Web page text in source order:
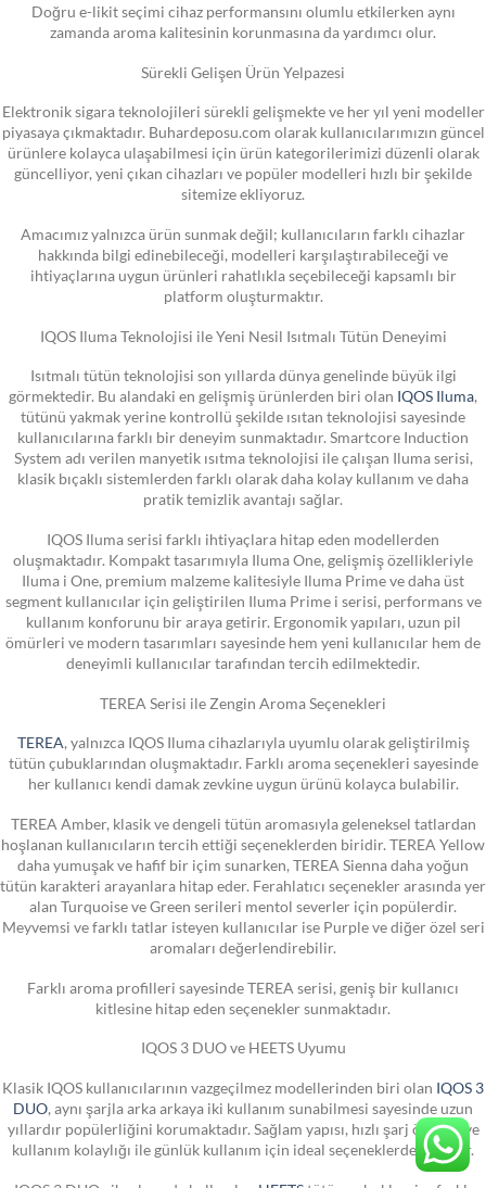
Doğru e-likit seçimi cihaz performansını olumlu etkilerken aynı
zamanda aroma kalitesinin korunmasına da yardımcı olur.
Sürekli Gelişen Ürün Yelpazesi
Elektronik sigara teknolojileri sürekli gelişmekte ve her yıl yeni modeller
piyasaya çıkmaktadır. Buhardeposu.com olarak kullanıcılarımızın güncel
ürünlere kolayca ulaşabilmesi için ürün kategorilerimizi düzenli olarak
güncelliyor, yeni çıkan cihazları ve popüler modelleri hızlı bir şekilde
sitemize ekliyoruz.
Amacımız yalnızca ürün sunmak değil; kullanıcıların farklı cihazlar
hakkında bilgi edinebileceği, modelleri karşılaştırabileceği ve
ihtiyaçlarına uygun ürünleri rahatlıkla seçebileceği kapsamlı bir
platform oluşturmaktır.
IQOS Iluma Teknolojisi ile Yeni Nesil Isıtmalı Tütün Deneyimi
Isıtmalı tütün teknolojisi son yıllarda dünya genelinde büyük ilgi
görmektedir. Bu alandaki en gelişmiş ürünlerden biri olan IQOS Iluma,
tütünü yakmak yerine kontrollü şekilde ısıtan teknolojisi sayesinde
kullanıcılarına farklı bir deneyim sunmaktadır. Smartcore Induction
System adı verilen manyetik ısıtma teknolojisi ile çalışan Iluma serisi,
klasik bıçaklı sistemlerden farklı olarak daha kolay kullanım ve daha
pratik temizlik avantajı sağlar.
IQOS Iluma serisi farklı ihtiyaçlara hitap eden modellerden
oluşmaktadır. Kompakt tasarımıyla Iluma One, gelişmiş özellikleriyle
Iluma i One, premium malzeme kalitesiyle Iluma Prime ve daha üst
segment kullanıcılar için geliştirilen Iluma Prime i serisi, performans ve
kullanım konforunu bir araya getirir. Ergonomik yapıları, uzun pil
ömürleri ve modern tasarımları sayesinde hem yeni kullanıcılar hem de
deneyimli kullanıcılar tarafından tercih edilmektedir.
TEREA Serisi ile Zengin Aroma Seçenekleri
TEREA, yalnızca IQOS Iluma cihazlarıyla uyumlu olarak geliştirilmiş
tütün çubuklarından oluşmaktadır. Farklı aroma seçenekleri sayesinde
her kullanıcı kendi damak zevkine uygun ürünü kolayca bulabilir.
TEREA Amber, klasik ve dengeli tütün aromasıyla geleneksel tatlardan
hoşlanan kullanıcıların tercih ettiği seçeneklerden biridir. TEREA Yellow
daha yumuşak ve hafif bir içim sunarken, TEREA Sienna daha yoğun
tütün karakteri arayanlara hitap eder. Ferahlatıcı seçenekler arasında yer
alan Turquoise ve Green serileri mentol severler için popülerdir.
Meyvemsi ve farklı tatlar isteyen kullanıcılar ise Purple ve diğer özel seri
aromaları değerlendirebilir.
Farklı aroma profilleri sayesinde TEREA serisi, geniş bir kullanıcı
kitlesine hitap eden seçenekler sunmaktadır.
IQOS 3 DUO ve HEETS Uyumu
Klasik IQOS kullanıcılarının vazgeçilmez modellerinden biri olan IQOS 3
DUO, aynı şarjla arka arkaya iki kullanım sunabilmesi sayesinde uzun
yıllardır popülerliğini korumaktadır. Sağlam yapısı, hızlı şarj özelliği ve
kullanım kolaylığı ile günlük kullanım için ideal seçeneklerden biridir.